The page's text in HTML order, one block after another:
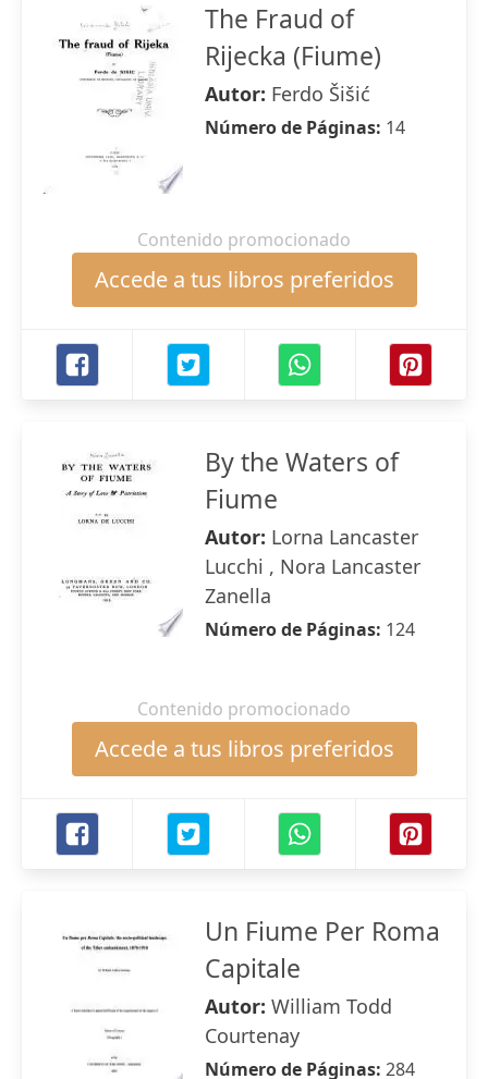
The Fraud of
Rijecka (Fiume)
Autor: Ferdo Šišić
Número de Páginas: 14
Contenido promocionado
Accede a tus libros preferidos
By the Waters of
Fiume
Autor: Lorna Lancaster
Lucchi , Nora Lancaster
Zanella
Número de Páginas: 124
Contenido promocionado
Accede a tus libros preferidos
Un Fiume Per Roma
Capitale
Autor: William Todd
Courtenay
Número de Páginas: 284